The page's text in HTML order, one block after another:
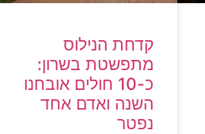
קדחת הנילוס
מתפשטת בשרון:
כ-10 חולים אובחנו
השנה ואדם אחד
נפטר